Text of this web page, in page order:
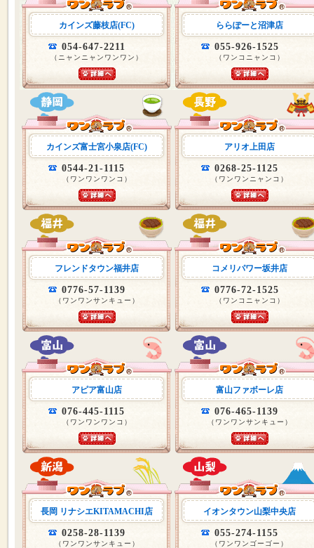
カインズ藤枝店(FC)
054-647-2211
（ニャンニャンワンワン）
ららぽーと沼津店
055-926-1525
（ワンコニャンコ）
カインズ富士宮小泉店(FC)
0544-21-1115
（ワンワンワンコ）
アリオ上田店
0268-25-1125
（ワンワンニャンコ）
フレンドタウン福井店
0776-57-1139
（ワンワンサンキュー）
コメリパワー坂井店
0776-72-1525
（ワンコニャンコ）
アピア富山店
076-445-1115
（ワンワンワンコ）
富山ファボーレ店
076-465-1139
（ワンワンサンキュー）
長岡 リナシエKITAMACHI店
0258-28-1139
（ワンワンサンキュー）
イオンタウン山梨中央店
055-274-1155
（ワンワンゴーゴー）